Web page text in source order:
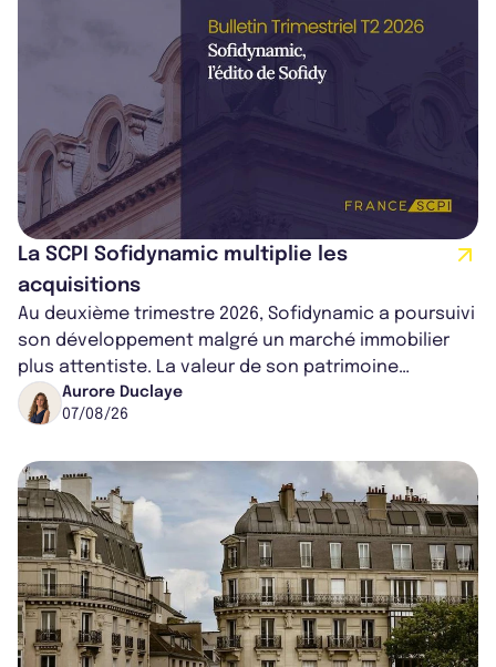
La SCPI Sofidynamic multiplie les
acquisitions
Au deuxième trimestre 2026, Sofidynamic a poursuivi
son développement malgré un marché immobilier
plus attentiste. La valeur de son patrimoine
progresse de 3,8% à périmètre constan...
Aurore Duclaye
07/08/26